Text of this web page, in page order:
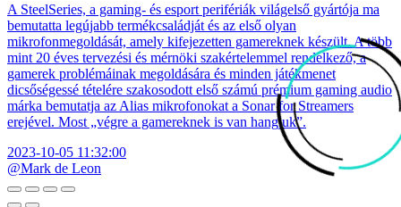
A SteelSeries, a gaming- és esport perifériák világelső gyártója ma
bemutatta legújabb termékcsaládját és az első olyan
mikrofonmegoldását, amely kifejezetten gamereknek készült. A több
mint 20 éves tervezési és mérnöki szakértelemmel rendelkező, a
gamerek problémáinak megoldására és minden játékmenet
dicsőségessé tételére szakosodott első számú prémium gaming audio
márka bemutatja az Alias mikrofonokat a Sonar for Streamers
erejével. Most „végre a gamereknek is van hangjuk”.
2023-10-05 11:32:00
@Mark de Leon